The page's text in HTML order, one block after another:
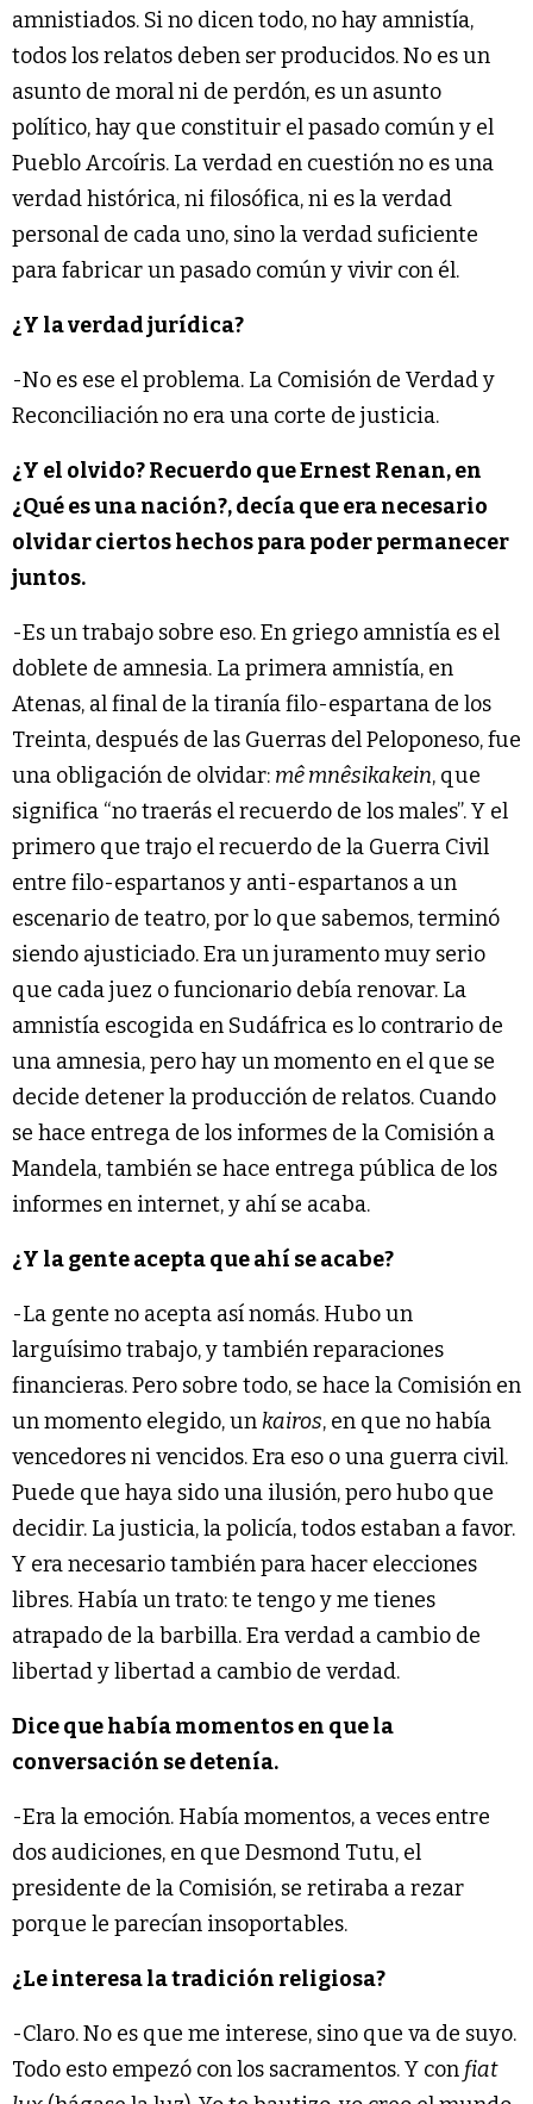
amnistiados. Si no dicen todo, no hay amnistía,
todos los relatos deben ser producidos. No es un
asunto de moral ni de perdón, es un asunto
político, hay que constituir el pasado común y el
Pueblo Arcoíris. La verdad en cuestión no es una
verdad histórica, ni filosófica, ni es la verdad
personal de cada uno, sino la verdad suficiente
para fabricar un pasado común y vivir con él.
¿Y la verdad jurídica?
-No es ese el problema. La Comisión de Verdad y
Reconciliación no era una corte de justicia.
¿Y el olvido? Recuerdo que Ernest Renan, en
¿Qué es una nación?, decía que era necesario
olvidar ciertos hechos para poder permanecer
juntos.
-Es un trabajo sobre eso. En griego amnistía es el
doblete de amnesia. La primera amnistía, en
Atenas, al final de la tiranía filo-espartana de los
Treinta, después de las Guerras del Peloponeso, fue
una obligación de olvidar: mê mnêsikakein, que
significa “no traerás el recuerdo de los males”. Y el
primero que trajo el recuerdo de la Guerra Civil
entre filo-espartanos y anti-espartanos a un
escenario de teatro, por lo que sabemos, terminó
siendo ajusticiado. Era un juramento muy serio
que cada juez o funcionario debía renovar. La
amnistía escogida en Sudáfrica es lo contrario de
una amnesia, pero hay un momento en el que se
decide detener la producción de relatos. Cuando
se hace entrega de los informes de la Comisión a
Mandela, también se hace entrega pública de los
informes en internet, y ahí se acaba.
¿Y la gente acepta que ahí se acabe?
-La gente no acepta así nomás. Hubo un
larguísimo trabajo, y también reparaciones
financieras. Pero sobre todo, se hace la Comisión en
un momento elegido, un kairos, en que no había
vencedores ni vencidos. Era eso o una guerra civil.
Puede que haya sido una ilusión, pero hubo que
decidir. La justicia, la policía, todos estaban a favor.
Y era necesario también para hacer elecciones
libres. Había un trato: te tengo y me tienes
atrapado de la barbilla. Era verdad a cambio de
libertad y libertad a cambio de verdad.
Dice que había momentos en que la
conversación se detenía.
-Era la emoción. Había momentos, a veces entre
dos audiciones, en que Desmond Tutu, el
presidente de la Comisión, se retiraba a rezar
porque le parecían insoportables.
¿Le interesa la tradición religiosa?
-Claro. No es que me interese, sino que va de suyo.
Todo esto empezó con los sacramentos. Y con fiat